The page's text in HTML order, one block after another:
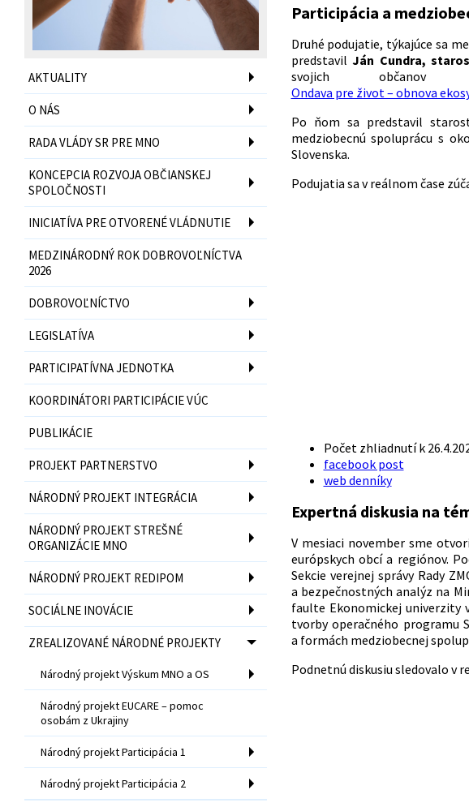
AKTUALITY
O NÁS
RADA VLÁDY SR PRE MNO
KONCEPCIA ROZVOJA OBČIANSKEJ
SPOLOČNOSTI
INICIATÍVA PRE OTVORENÉ VLÁDNUTIE
MEDZINÁRODNÝ ROK DOBROVOĽNÍCTVA
2026
DOBROVOĽNÍCTVO
LEGISLATÍVA
PARTICIPATÍVNA JEDNOTKA
KOORDINÁTORI PARTICIPÁCIE VÚC
PUBLIKÁCIE
PROJEKT PARTNERSTVO
NÁRODNÝ PROJEKT INTEGRÁCIA
NÁRODNÝ PROJEKT STREŠNÉ
ORGANIZÁCIE MNO
NÁRODNÝ PROJEKT REDIPOM
SOCIÁLNE INOVÁCIE
ZREALIZOVANÉ NÁRODNÉ PROJEKTY
Národný projekt Výskum MNO a OS
Národný projekt EUCARE – pomoc
osobám z Ukrajiny
Národný projekt Participácia 1
Národný projekt Participácia 2
Participácia a
Druhé podujatie, týkajúce sa
predstavilJán Cundra,
svojich
Ondava pre život – obnova
Po ňom sa predstavil
medziobecnú spoluprácu s
Slovenska.
Podujatia sa v reálnom čase
Počet zhliadnutí k
facebook post
web denníky
Expertná diskusia na
V mesiaci november sme
európskych obcí a regiónov.
Sekcie verejnej správy Rady
a bezpečnostných analýz na
faulte Ekonomickej univerzity
tvorby operačného programu
a formách medziobecnej
Podnetnú diskusiu sledovalo v